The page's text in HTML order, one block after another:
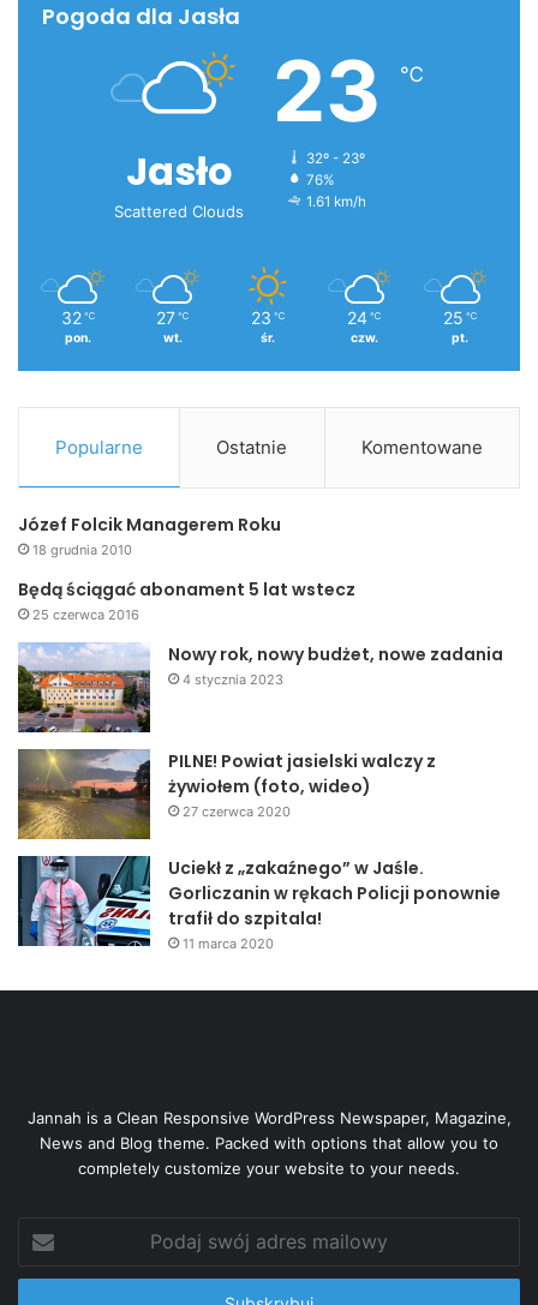
Pogoda dla Jasła
Jasło
Scattered Clouds
23 ℃
32º - 23º
76%
1.61 km/h
32 ℃
pon.
27 ℃
wt.
23 ℃
śr.
24 ℃
czw.
25 ℃
pt.
Popularne Ostatnie Komentowane
Józef Folcik Managerem Roku
18 grudnia 2010
Będą ściągać abonament 5 lat wstecz
25 czerwca 2016
Nowy rok, nowy budżet, nowe zadania
4 stycznia 2023
PILNE! Powiat jasielski walczy z
żywiołem (foto, wideo)
27 czerwca 2020
Uciekł z „zakaźnego” w Jaśle.
Gorliczanin w rękach Policji ponownie
trafił do szpitala!
11 marca 2020
Jannah is a Clean Responsive WordPress Newspaper, Magazine,
News and Blog theme. Packed with options that allow you to
completely customize your website to your needs.
swój
adres